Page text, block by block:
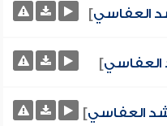
العفاسي]
العفاسي]
العفاسي]